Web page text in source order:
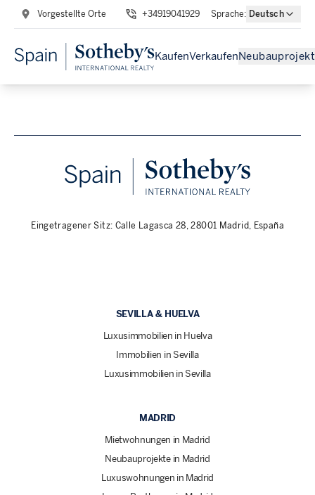
Vorgestellte Orte +34919041929 Sprache: Deutsch
KaufenVerkaufen
Eingetragener Sitz: Calle Lagasca 28, 28001 Madrid, España
SEVILLA & HUELVA
Luxusimmobilien in Huelva
Immobilien in Sevilla
Luxusimmobilien in Sevilla
MADRID
Mietwohnungen in Madrid
Neubauprojekte in Madrid
Luxuswohnungen in Madrid